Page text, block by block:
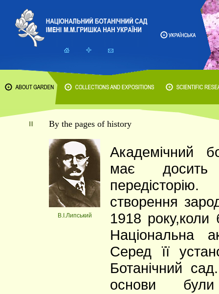
By the pages of history
В.І.Липський
Академічний
має досить
створення
1918 року,коли
Національна
Серед її
Ботанічний
основи були